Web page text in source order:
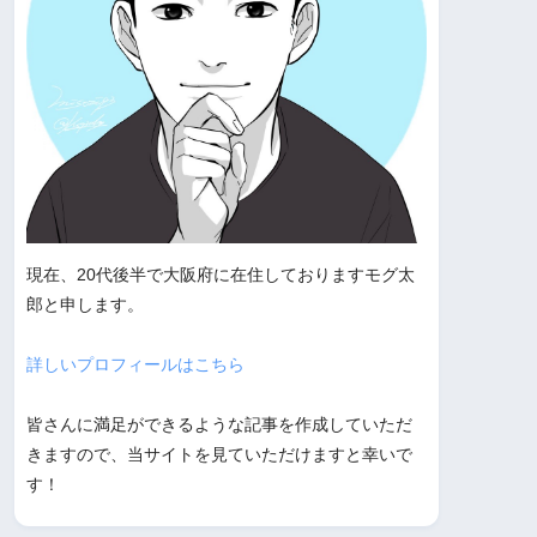
現在、20代後半で大阪府に在住しておりますモグ太
郎と申します。
詳しいプロフィールはこちら
皆さんに満足ができるような記事を作成していただ
きますので、当サイトを見ていただけますと幸いで
す！